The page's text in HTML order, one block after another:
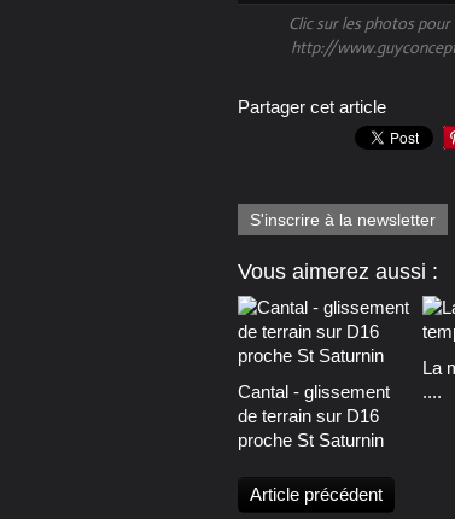
Clic sur les photos
http://
Partager cet article
S'inscrire à la newsletter
Vous aimerez aussi :
Cantal - glissement
de terrain sur D16
proche St Saturnin
La
....
Article précédent